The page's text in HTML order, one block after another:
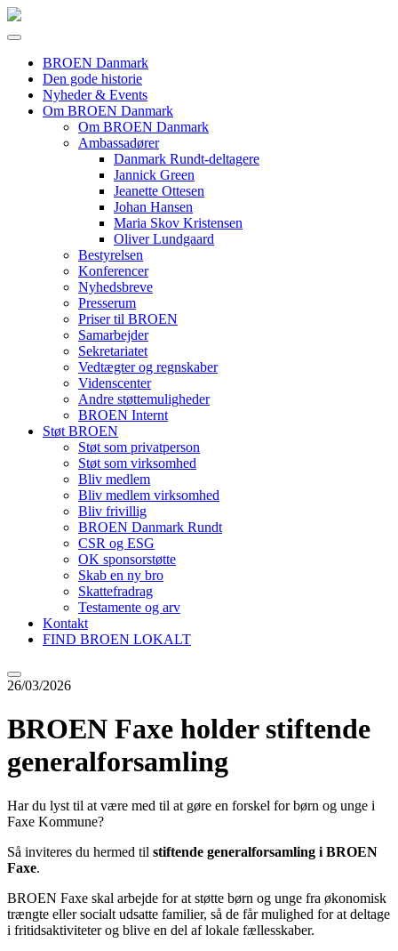
BROEN Danmark
Den gode historie
Nyheder & Events
Om BROEN Danmark
Om BROEN Danmark
Ambassadører
Danmark Rundt-deltagere
Jannick Green
Jeanette Ottesen
Johan Hansen
Maria Skov Kristensen
Oliver Lundgaard
Bestyrelsen
Konferencer
Nyhedsbreve
Presserum
Priser til BROEN
Samarbejder
Sekretariatet
Vedtægter og regnskaber
Videnscenter
Andre støttemuligheder
BROEN Internt
Støt BROEN
Støt som privatperson
Støt som virksomhed
Bliv medlem
Bliv medlem virksomhed
Bliv frivillig
BROEN Danmark Rundt
CSR og ESG
OK sponsorstøtte
Skab en ny bro
Skattefradrag
Testamente og arv
Kontakt
FIND BROEN LOKALT
26/03/2026
BROEN Faxe holder stiftende
generalforsamling
Har du lyst til at være med til at gøre en forskel for børn og unge i
Faxe Kommune?
Så inviteres du hermed til stiftende generalforsamling i BROEN
Faxe.
BROEN Faxe skal arbejde for at støtte børn og unge fra økonomisk
trængte eller socialt udsatte familier, så de får mulighed for at deltage
i fritidsaktiviteter og blive en del af lokale fællesskaber.